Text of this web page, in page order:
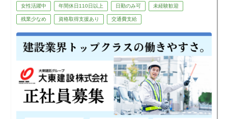
・イベントの裏側に関わってみたい
・Wワーク・副業を探している
・ガチガチな職場はちょっと苦手
★1つでも当てはまれば大歓迎！
■大型ゲームイベント警備の実績あり！
数万人規模の大型ゲームイベント警備の実
「イベントが好き」
「非日常な現場で働いてみたい」
そんな若手スタッフからも好評です。
※配属は希望・適性を考慮します
女性活躍中 年間休日110日以上 日勤のみ可 未経験歓迎
残業少なめ 資格取得支援あり 交通費支給